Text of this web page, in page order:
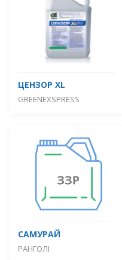
ЦЕНЗОР XL
GREENEXSPRESS
САМУРАЙ
РАНГОЛІ